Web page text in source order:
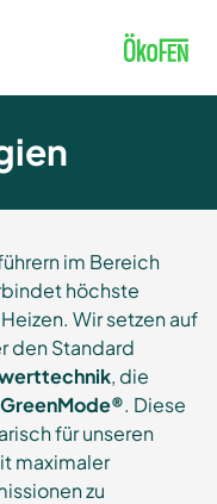
im Bereich
höchste
Wir setzen auf
den Standard
, die
GreenMode®. Diese
für unseren
maximaler
zu